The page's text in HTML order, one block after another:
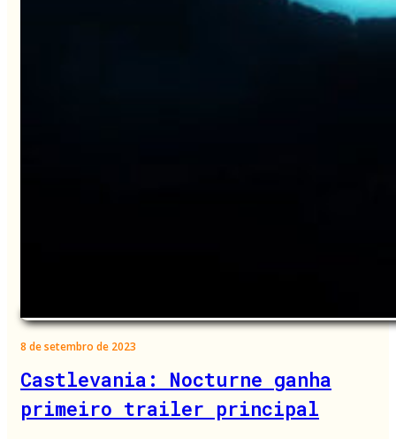
8 de setembro de 2023
Castlevania: Nocturne ganha
primeiro trailer principal